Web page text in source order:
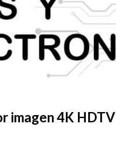
imagen 4K HDTV